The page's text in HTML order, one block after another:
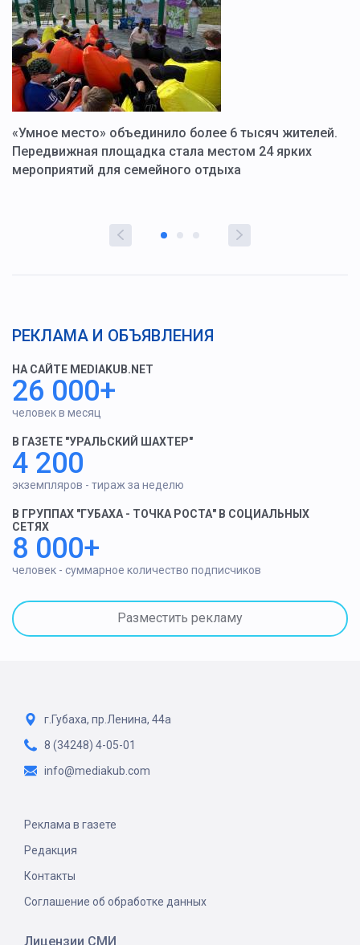
«Умное место» объединило более 6 тысяч жителей.
Передвижная площадка стала местом 24 ярких
мероприятий для семейного отдыха
РЕКЛАМА И ОБЪЯВЛЕНИЯ
НА САЙТЕ MEDIAKUB.NET
26 000+
человек в месяц
В ГАЗЕТЕ "УРАЛЬСКИЙ ШАХТЕР"
4 200
экземпляров - тираж за неделю
В ГРУППАХ "ГУБАХА - ТОЧКА РОСТА" В СОЦИАЛЬНЫХ
СЕТЯХ
8 000+
человек - суммарное количество подписчиков
Разместить рекламу
г.Губаха, пр.Ленина, 44а
8 (34248) 4-05-01
info@mediakub.com
Реклама в газете
Редакция
Контакты
Соглашение об обработке данных
Лицензии СМИ